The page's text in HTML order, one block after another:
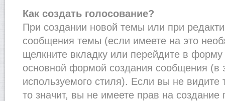
Как создать голосование?
При создании новой темы или при
сообщения темы (если имеете на это
щелкните вкладку или перейдите в
основной формой создания сообщения (в
используемого стиля). Если вы не
то значит, вы не имеете прав на создание